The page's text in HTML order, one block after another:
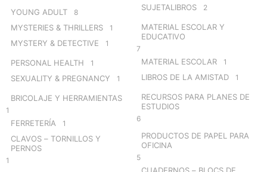
YOUNG ADULT 8
MYSTERIES & THRILLERS 1
MYSTERY & DETECTIVE 1
PERSONAL HEALTH 1
SEXUALITY & PREGNANCY 1
BRICOLAJE Y HERRAMIENTAS
1
FERRETERÍA 1
CLAVOS – TORNILLOS Y
PERNOS
1
SUJETALIBROS 2
MATERIAL ESCOLAR Y
EDUCATIVO
7
MATERIAL ESCOLAR 1
LIBROS DE LA AMISTAD 1
RECURSOS PARA PLANES DE
ESTUDIOS
6
PRODUCTOS DE PAPEL PARA
OFICINA
5